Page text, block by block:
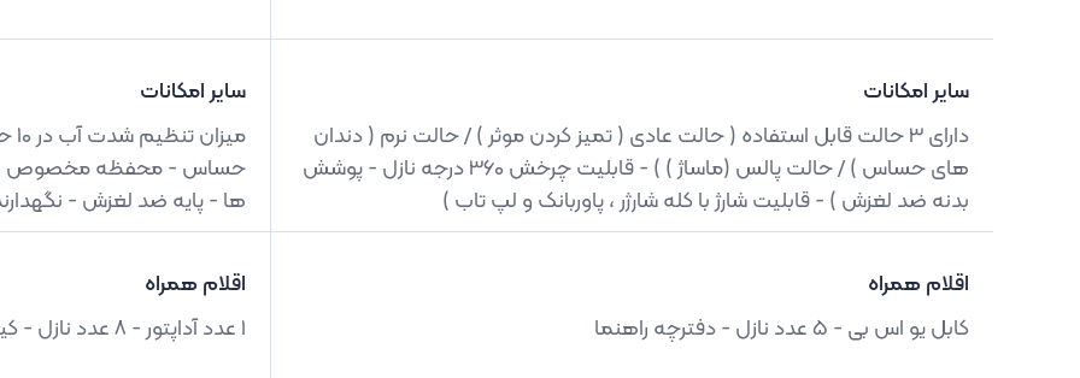
سایر امکانات
دارای 3 حالت قابل استفاده ( حالت عادی ( تمیز کردن موثر ) / حالت نرم ( دندان
های حساس ) / حالت پالس (ماساژ ) ) - قابلیت چرخش 360 درجه نازل - پوشش
بدنه ضد لغزش ) - قابلیت شارژ با کله شارژر ، پاوربانک و لپ تاب )
اقلام همراه
کابل یو اس بی - 5 عدد نازل - دفترچه راهنما
سایر امکانات
ها - پایه ضد لغزش -
اقلام همراه
1 عدد آداپتور - 8 عدد نازل - کیف نگهدارنده - دفترچه راهنما